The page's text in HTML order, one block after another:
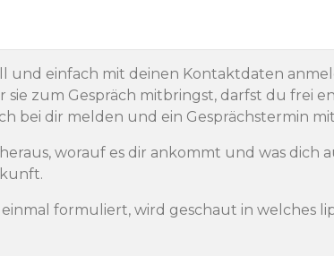
und einfach mit deinen Kontaktdaten
zum Gespräch mitbringst, darfst du frei
bei dir melden und ein Gesprächstermin
worauf es dir ankommt und was dich
formuliert, wird geschaut in welches